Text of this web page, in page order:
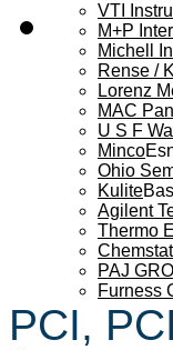
VTI
M+P
Michell
Rense /
Lorenz
MAC
U S F
Minco
Ohio
Kulite
Agilent
Thermo
PAJ
Furness
PCI,